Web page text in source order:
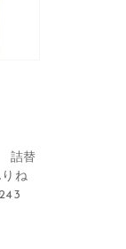
詰替
ね